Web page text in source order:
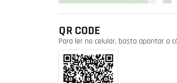
QR CODE
Para ler no celular, basta apontar a